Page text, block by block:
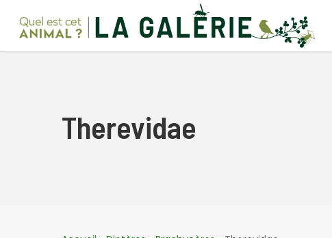
main
Therevidae